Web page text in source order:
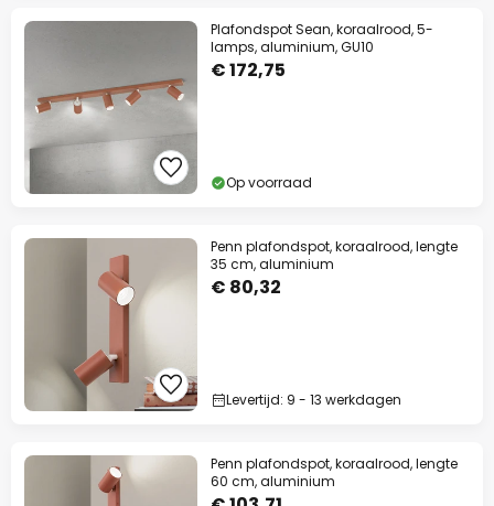
Plafondspot Sean, koraalrood, 5-
lamps, aluminium, GU10
€ 172,75
Op voorraad
Penn plafondspot, koraalrood, lengte
35 cm, aluminium
€ 80,32
Levertijd: 9 - 13 werkdagen
Penn plafondspot, koraalrood, lengte
60 cm, aluminium